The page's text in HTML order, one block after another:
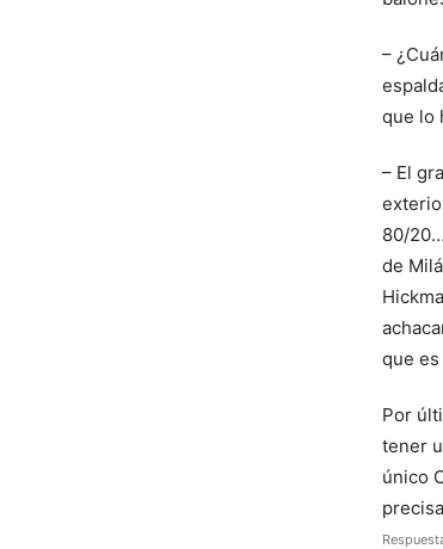
–
que lo
– El
80/
de
que
Por
tener
único